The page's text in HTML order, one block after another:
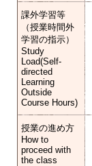
課外学習等
（授業時間外
学習の指示）
Study
Load(Self-
directed
Learning
Outside
Course Hours)
授業の進め方
How to
proceed with
the class